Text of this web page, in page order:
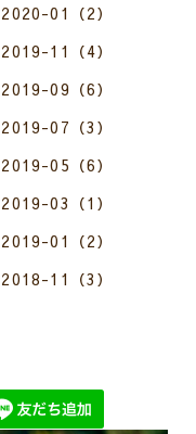
2020-01（2）
2019-11（4）
2019-09（6）
2019-07（3）
2019-05（6）
2019-03（1）
2019-01（2）
2018-11（3）